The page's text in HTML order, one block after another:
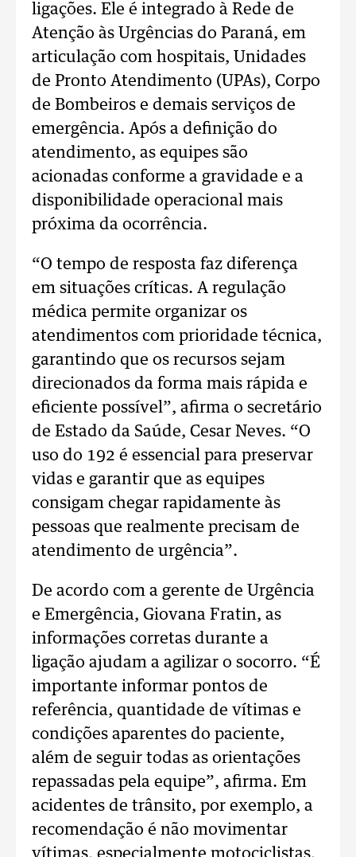
ligações. Ele é integrado à Rede de
Atenção às Urgências do Paraná, em
articulação com hospitais, Unidades
de Pronto Atendimento (UPAs), Corpo
de Bombeiros e demais serviços de
emergência. Após a definição do
atendimento, as equipes são
acionadas conforme a gravidade e a
disponibilidade operacional mais
próxima da ocorrência.
“O tempo de resposta faz diferença
em situações críticas. A regulação
médica permite organizar os
atendimentos com prioridade técnica,
garantindo que os recursos sejam
direcionados da forma mais rápida e
eficiente possível”, afirma o secretário
de Estado da Saúde, Cesar Neves. “O
uso do 192 é essencial para preservar
vidas e garantir que as equipes
consigam chegar rapidamente às
pessoas que realmente precisam de
atendimento de urgência”.
De acordo com a gerente de Urgência
e Emergência, Giovana Fratin, as
informações corretas durante a
ligação ajudam a agilizar o socorro. “É
importante informar pontos de
referência, quantidade de vítimas e
condições aparentes do paciente,
além de seguir todas as orientações
repassadas pela equipe”, afirma. Em
acidentes de trânsito, por exemplo, a
recomendação é não movimentar
vítimas, especialmente motociclistas,